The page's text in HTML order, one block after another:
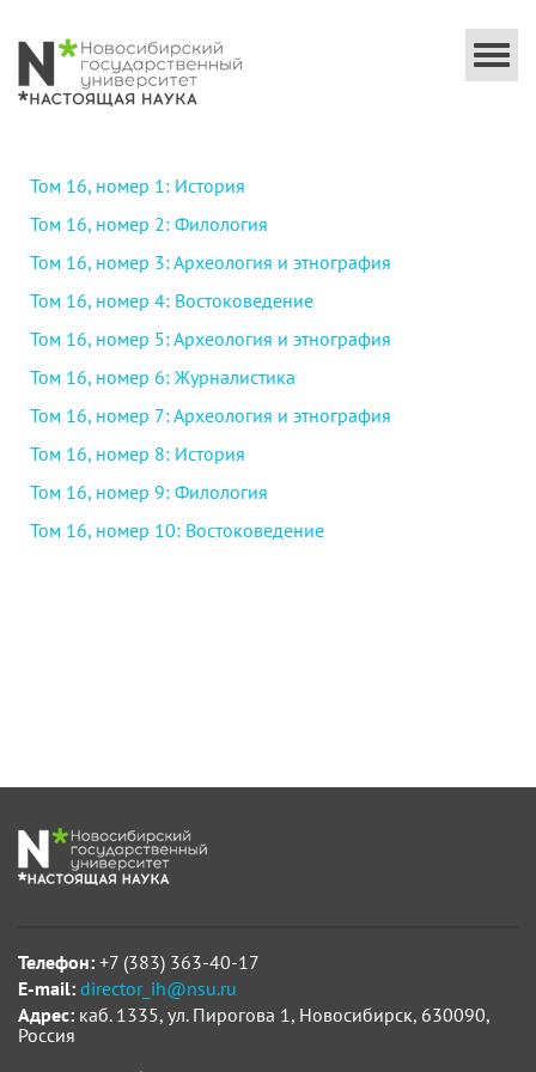
Том 16, номер 1: История
Том 16, номер 2: Филология
Том 16, номер 3: Археология и этнография
Том 16, номер 4: Востоковедение
Том 16, номер 5: Археология и этнография
Том 16, номер 6: Журналистика
Том 16, номер 7: Археология и этнография
Том 16, номер 8: История
Том 16, номер 9: Филология
Том 16, номер 10: Востоковедение
Телефон: +7 (383) 363-40-17
E-mail: director_ih@nsu.ru
Адрес: каб. 1335, ул. Пирогова 1, Новосибирск, 630090,
Россия